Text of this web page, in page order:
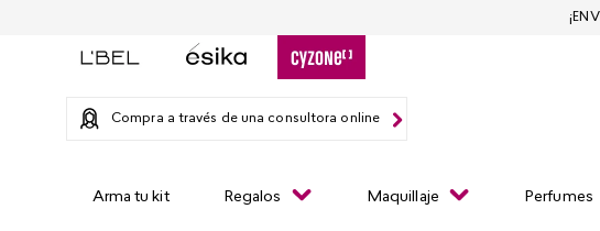
Compra a través de una consultora online
Arma tu kit Regalos Maquillaje Perfumes